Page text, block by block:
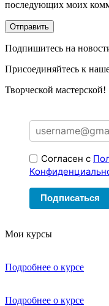
последующих моих
Подпишитесь на
Присоединяйтесь к
Творческой мастерской!
Согласен с
Подписаться
Мои курсы
Подробнее о курсе
Подробнее о курсе